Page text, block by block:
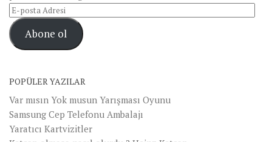
E-
posta
AdresiAbone ol
POPÜLER YAZILAR
Var mısın Yok musun Yarışması Oyunu
Samsung Cep Telefonu Ambalajı
Yaratıcı Kartvizitler